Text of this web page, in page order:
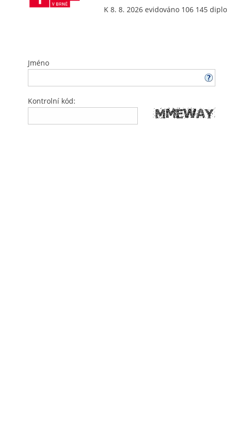
K 8. 8. 2026 evidováno 106 145
Jméno
Kontrolní kód: